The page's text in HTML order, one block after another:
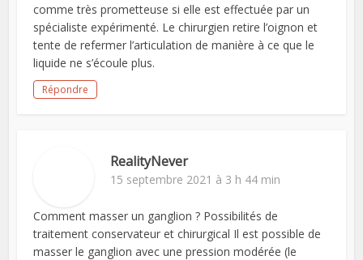
comme très prometteuse si elle est effectuée par un
spécialiste expérimenté. Le chirurgien retire l’oignon et
tente de refermer l’articulation de manière à ce que le
liquide ne s’écoule plus.
Répondre
RealityNever
15 septembre 2021 à 3 h 44 min
Comment masser un ganglion ? Possibilités de
traitement conservateur et chirurgical Il est possible de
masser le ganglion avec une pression modérée (le